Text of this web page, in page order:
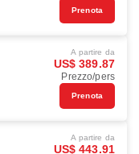
Prenota
A partire da
US$ 389.87
Prezzo/pers
Prenota
A partire da
US$ 443.91